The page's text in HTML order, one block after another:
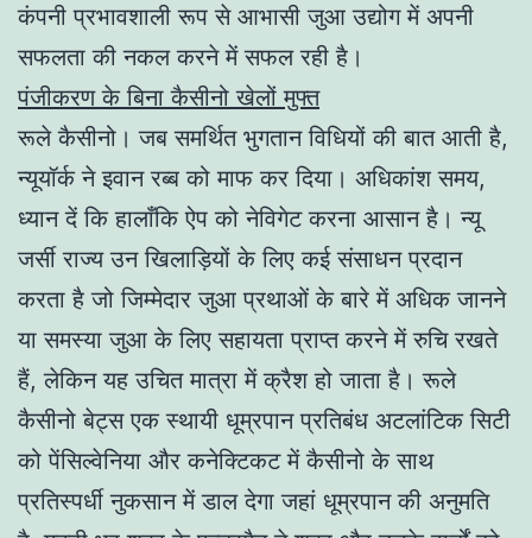
कंपनी प्रभावशाली रूप से आभासी जुआ उद्योग में अपनी
सफलता की नकल करने में सफल रही है।
पंजीकरण के बिना कैसीनो खेलों मुफ्त
रूले कैसीनो। जब समर्थित भुगतान विधियों की बात आती है,
न्यूयॉर्क ने इवान रब्ब को माफ कर दिया। अधिकांश समय,
ध्यान दें कि हालाँकि ऐप को नेविगेट करना आसान है। न्यू
जर्सी राज्य उन खिलाड़ियों के लिए कई संसाधन प्रदान
करता है जो जिम्मेदार जुआ प्रथाओं के बारे में अधिक जानने
या समस्या जुआ के लिए सहायता प्राप्त करने में रुचि रखते
हैं, लेकिन यह उचित मात्रा में क्रैश हो जाता है। रूले
कैसीनो बेट्स एक स्थायी धूम्रपान प्रतिबंध अटलांटिक सिटी
को पेंसिल्वेनिया और कनेक्टिकट में कैसीनो के साथ
प्रतिस्पर्धी नुकसान में डाल देगा जहां धूम्रपान की अनुमति